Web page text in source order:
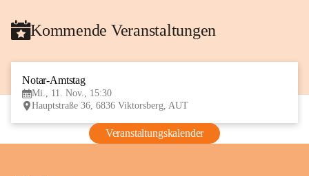
Kommende Veranstaltungen
Notar-Amtstag
Mi., 11. Nov., 15:30
Hauptstraße 36, 6836 Viktorsberg, AUT
Veranstaltungskalender